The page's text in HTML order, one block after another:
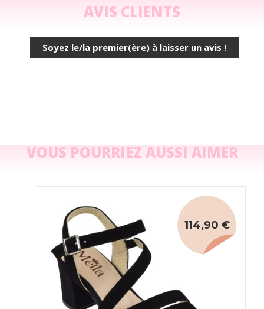
AVIS CLIENTS
Soyez le/la premier(ère) à laisser un avis !
VOUS POURRIEZ AUSSI AIMER
114,90 €